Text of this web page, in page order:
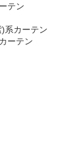
テン
系カーテン
ーテン